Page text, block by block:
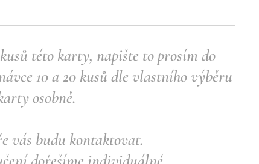
této karty, napište to prosím do
10 a 20 kusů dle vlastního výběru
osobně.
vás budu kontaktovat.